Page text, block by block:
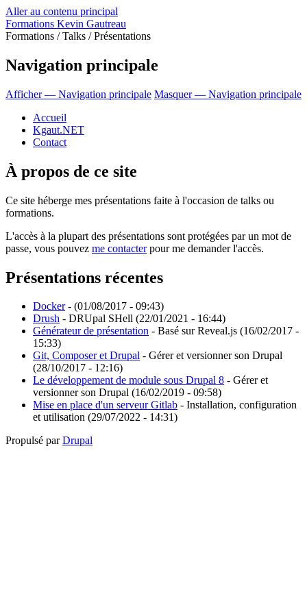
Aller au contenu principal
Formations Kevin Gautreau
Formations / Talks / Présentations
Navigation principale
Afficher — Navigation principale Masquer — Navigation principale
Accueil
Kgaut.NET
Contact
À propos de ce site
Ce site héberge mes présentations faite à l'occasion de talks ou
formations.
L'accès à la plupart des présentations sont protégées par un mot de
passe, vous pouvez me contacterpour me demander l'accès.
Présentations récentes
Docker- (01/08/2017 - 09:43)
Drush - DRUpal SHell (22/01/2021 - 16:44)
Générateur de présentation - Basé sur Reveal.js (16/02/2017 -
15:33)
Git, Composer et Drupal - Gérer et versionner son Drupal
(28/10/2017 - 12:16)
Le développement de module sous Drupal 8 - Gérer et
versionner son Drupal (16/02/2019 - 09:58)
Mise en place d'un serveur Gitlab - Installation, configuration
et utilisation (29/07/2022 - 14:31)
Propulsé parDrupal